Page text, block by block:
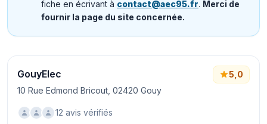
fiche en écrivant à contact@aec95.fr. Merci de
fournir la page du site concernée.
GouyElec
10 Rue Edmond Bricout, 02420 Gouy
5,0
12 avis vérifiés